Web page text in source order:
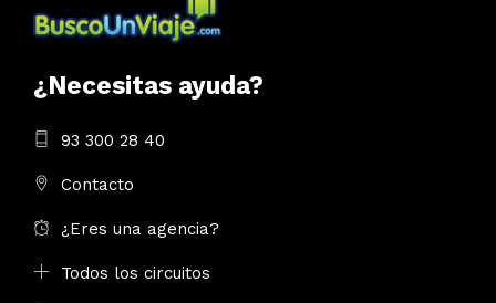
¿Necesitas ayuda?
93 300 28 40
Contacto
¿Eres una agencia?
Todos los circuitos